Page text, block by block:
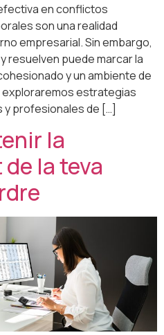
en conflictos
son una realidad
empresarial. Sin embargo,
resuelven puede marcar la
y un ambiente de
estrategias
profesionales de […]
la
la teva